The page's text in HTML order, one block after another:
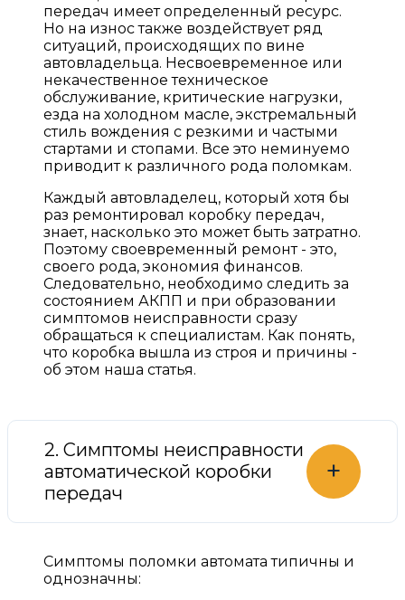
передач имеет определенный ресурс.
Но на износ также воздействует ряд
ситуаций, происходящих по вине
автовладельца. Несвоевременное или
некачественное техническое
обслуживание, критические нагрузки,
езда на холодном масле, экстремальный
стиль вождения с резкими и частыми
стартами и стопами. Все это неминуемо
приводит к различного рода поломкам.
Каждый автовладелец, который хотя бы
раз ремонтировал коробку передач,
знает, насколько это может быть затратно.
Поэтому своевременный ремонт - это,
своего рода, экономия финансов.
Следовательно, необходимо следить за
состоянием АКПП и при образовании
симптомов неисправности сразу
обращаться к специалистам. Как понять,
что коробка вышла из строя и причины -
об этом наша статья.
2. Симптомы неисправности
автоматической коробки
передач
+
Симптомы поломки автомата типичны и
однозначны: